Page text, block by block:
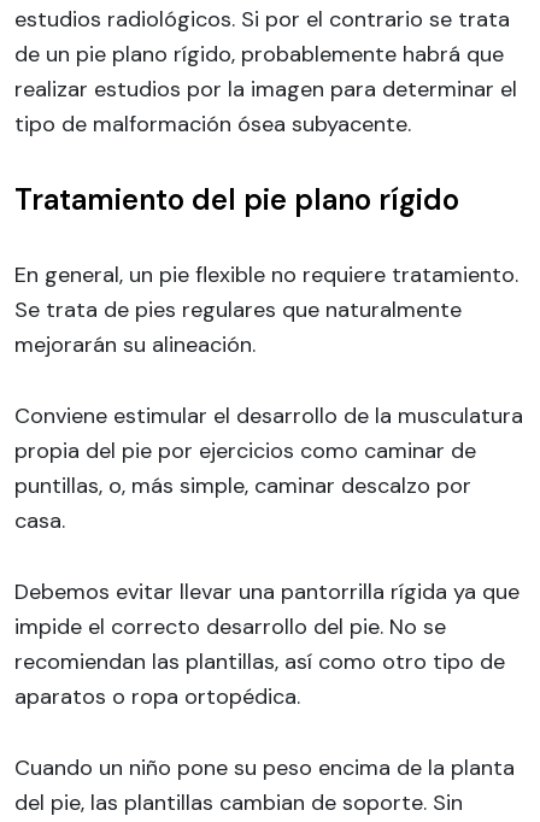
estudios radiológicos. Si por el contrario se trata
de un pie plano rígido, probablemente habrá que
realizar estudios por la imagen para determinar el
tipo de malformación ósea subyacente.
Tratamiento del pie plano rígido
En general, un pie flexible no requiere tratamiento.
Se trata de pies regulares que naturalmente
mejorarán su alineación.
Conviene estimular el desarrollo de la musculatura
propia del pie por ejercicios como caminar de
puntillas, o, más simple, caminar descalzo por
casa.
Debemos evitar llevar una pantorrilla rígida ya que
impide el correcto desarrollo del pie. No se
recomiendan las plantillas, así como otro tipo de
aparatos o ropa ortopédica.
Cuando un niño pone su peso encima de la planta
del pie, las plantillas cambian de soporte. Sin